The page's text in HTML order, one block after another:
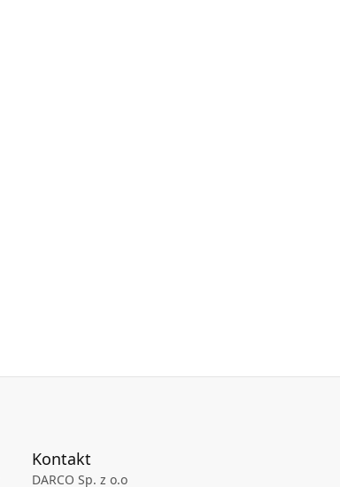
Kontakt
DARCO Sp. z o.o